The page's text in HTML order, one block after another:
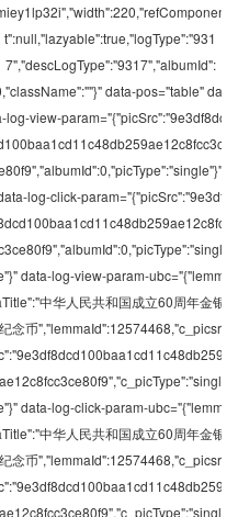
t":null,"lazyable":true,"logType":"931
7","descLogType":"9317","albumId":
data-pos="table" dat
log-view-param="{"picSrc":"9e3df8dc
log-click-param="{"picSrc":"9e3df
data-log-view-param-ubc="{"lemm
中华人民共和国成立60周年金银
纪念币","lemmaId":12574468,"c_picsr
ae12c8fcc3ce80f9","c_picType":"singl
data-log-click-param-ubc="{"lemm
中华人民共和国成立60周年金银
纪念币","lemmaId":12574468,"c_picsr
ae12c8fcc3ce80f9","c_picType":"singl